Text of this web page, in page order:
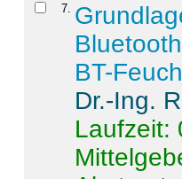
7
BT-
Dr.-Ing.
Laufzeit: